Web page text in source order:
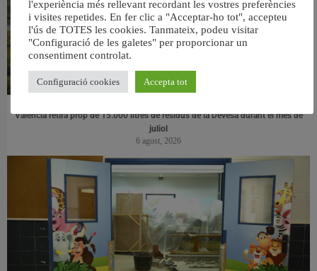
València retira prop de 15.000 litres de residus de la Devesa durant el mes de
juliol
6 agost, 2026
l'experiència més rellevant recordant les vostres preferències
i visites repetides. En fer clic a "Acceptar-ho tot", accepteu
l'ús de TOTES les cookies. Tanmateix, podeu visitar
"Configuració de les galetes" per proporcionar un
consentiment controlat.
Configuració cookies Accepta tot